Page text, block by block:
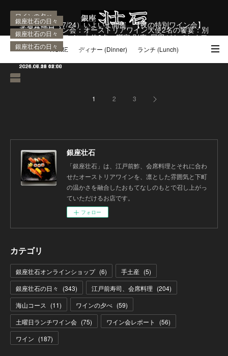
HOME ディナー (Dinner) ランチ (Lunch)
壮石の心 (Our Philosophy)
今週金曜日（7/24）いよいよ開催 【夜の特別ワイン会】
オーストリアワイン大使2名の饗宴 別府×岡田がもてなすワ
インペアリングの会
ワインの夕べ
日々の仕入れ風景
銀座壮石の日々
2026.07.20 12:09
【土曜ランチワイン会】第164回「岩手県『高橋葡萄園』
のワインと江戸前鮓」
銀座壮石の日々
2026.07.18 01:00
夏季の営業・休業のお知らせ
銀座壮石の日々
2026.07.15 02:18
第163回 土曜ランチワイン会開催のお知らせ 「オーストリ
アワインとオーストラリアワイン」（7月4日（土））
銀座壮石の日々
2026.06.29 01:00
ランチタイムの寿司会席コース「百花」7,8月の内容のご案
銀座壮石の日々
2026.06.22 06:30
季節の美味いもの（２）
銀座壮石の日々
2026.06.20 12:00
波除神社 つきじ獅子祭に参加しました
銀座壮石の日々
2026.06.14 12:00
日枝神社 山王祭に参加しました
銀座壮石の日々
2026.06.13 12:00
島根の鯵（あじ）
銀座壮石の日々
2026.06.12 07:00
季節の美味いもの
銀座壮石の日々
2026.06.09 09:00
夜の特別ワイン会：オーストリアワイン大使2名の饗宴：別
府×岡田がもてなすワインペアリングの会（7月24日（金）
銀座壮石の日々
2026.06.01 03:00
1 2 3
銀座壮石
「銀座壮石」は、江戸前鮓、会席料理とそれに合わ
せたオーストリアワインを、凛とした雰囲気と下町
の温かさを融合したおもてなしのもとで召し上がっ
ていただけるお店です。
フォロー
カテゴリ
銀座壮石オンラインショップ (6) 手土産 (5)
銀座壮石の日々
(343) 江戸前寿司、会席料理 (204)
海山コース
(11) ワインの夕べ (59)
土曜日ランチワイン会 (75) ワイン会レポート (56)
ワイン (187)